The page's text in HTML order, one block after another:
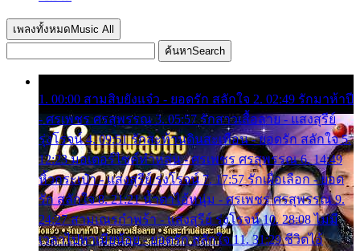
เพลงทั้งหมด Music All
ค้นหาSearch
1. 00:00 สามสิบยังแจ๋ว - ยอดรัก สลักใจ 2. 02:49 รักมาห้าปี
- ศรเพชร ศรสุพรรณ 3. 05:57 รักสาวเสื้อลาย - แสงสุรีย์
รุ่งโรจน์ 4. 09:51 รักสะท้านดินสะเทือน - ยอดรัก สลักใจ 5.
12:23 มอเตอร์ไซค์ทำหล่น - ศรเพชร ศรสุพรรณ 6. 14:49
หิ้วกระเป๋า - แสงสุรีย์ รุ่งโรจน์ 7. 17:57 รักเผื่อเลือก - ยอด
รัก สลักใจ 8. 21:21 น้ำตาไอ้หนุ่ม - ศรเพชร ศรสุพรรณ 9.
24:27 สามเณรกำพร้า - แสงสุรีย์ รุ่งโรจน์ 10. 28:08 ไม่มี
เวลาไปหาเมียน้อย - ยอดรัก สลักใจ 11. 31:29 ชีวิตไอ้